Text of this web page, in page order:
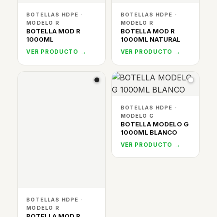
BOTELLAS HDPE ·
MODELO R
BOTELLA MOD R
1000ML
VER PRODUCTO →
BOTELLAS HDPE ·
MODELO R
BOTELLA MOD R
1000ML NATURAL
VER PRODUCTO →
BOTELLAS HDPE ·
MODELO R
BOTELLAS HDPE ·
MODELO G
BOTELLA MODELO G
1000ML BLANCO
VER PRODUCTO →